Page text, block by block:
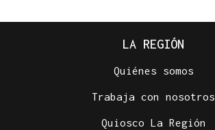
LA REGIÓN
Quiénes somos
Trabaja con nosotros
Quiosco La Región